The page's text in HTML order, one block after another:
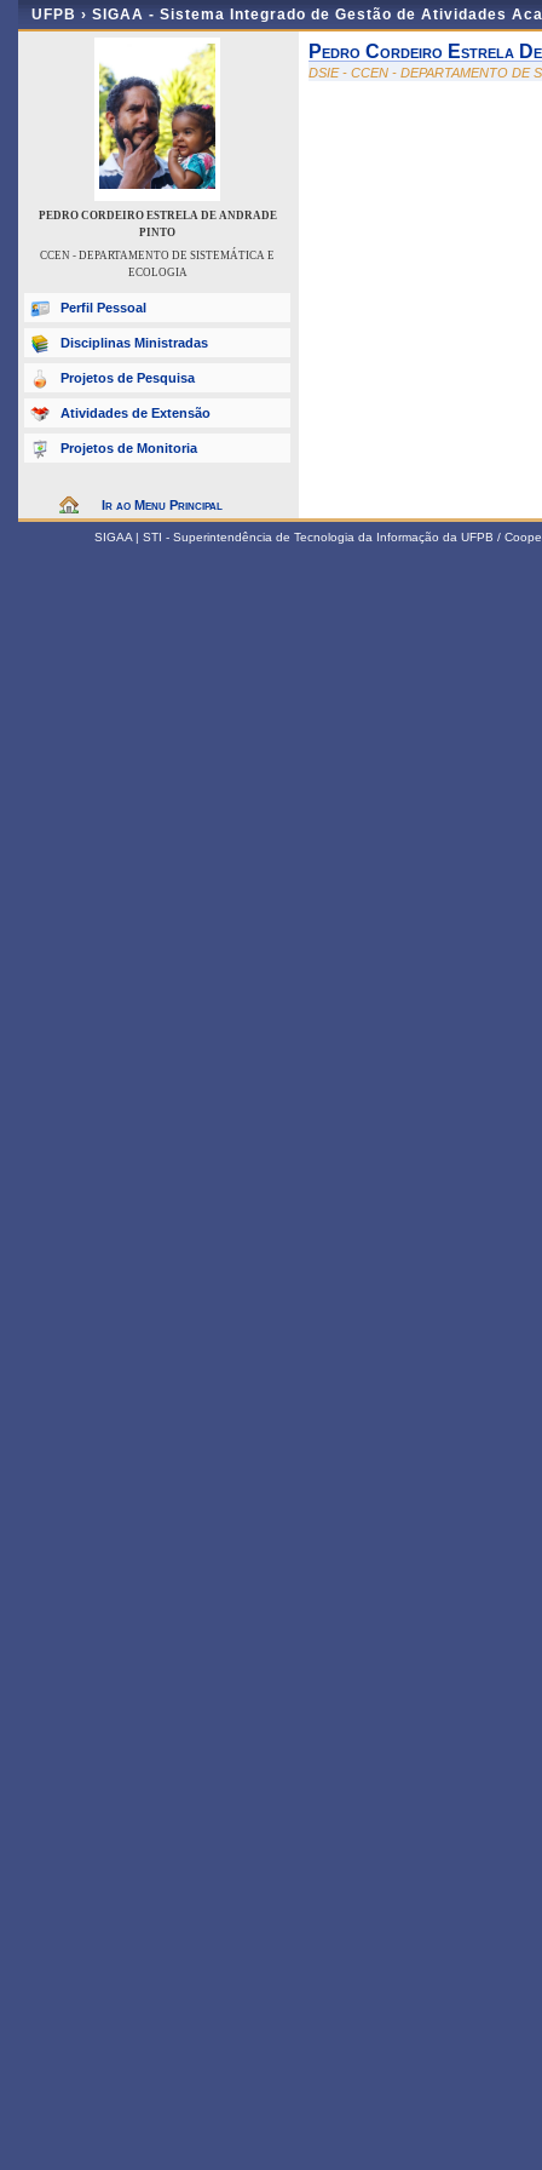
UFPB › SIGAA - Sistema Integrado de Gestão de Atividades
PEDRO CORDEIRO ESTRELA DE ANDRADE
PINTO
CCEN - DEPARTAMENTO DE SISTEMÁTICA E
ECOLOGIA
Perfil Pessoal
Disciplinas Ministradas
Projetos de Pesquisa
Atividades de Extensão
Projetos de Monitoria
Ir ao Menu Principal
Pedro Cordeiro Estrela
DSIE - CCEN - DEPARTAMENTO DE
SIGAA | STI - Superintendência de Tecnologia da Informação da UFPB /